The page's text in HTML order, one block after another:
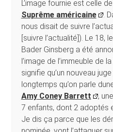
L’image fournie est celle
Suprême américaine
.
nous disait de suivre
[suivre l’actualité]). Le 18,
Bader Ginsberg a été
l’image de l’immeuble de
signifie qu’un nouveau
longtemps qu’on parle
Amy Coney Barrett
,
7 enfants, dont 2 adoptés
Je dis ça parce que les